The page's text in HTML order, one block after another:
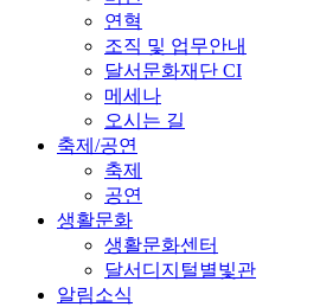
연혁
조직 및 업무안내
달서문화재단 CI
메세나
오시는 길
축제/공연
축제
공연
생활문화
생활문화센터
달서디지털별빛관
알림소식